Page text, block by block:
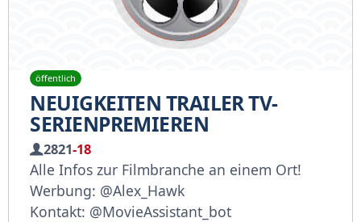
öffentlich
NEUIGKEITEN TRAILER TV-
SERIENPREMIEREN
2821-18
Alle Infos zur Filmbranche an einem Ort!
Werbung: @Alex_Hawk
Kontakt: @MovieAssistant_bot